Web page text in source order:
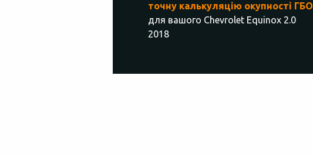
точну калькуляцію окупності ГБО
для вашого Chevrolet Equinox 2.0
2018